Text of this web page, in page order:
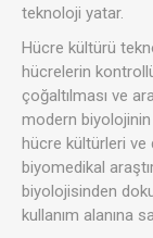
teknoloji yatar.
Hücre kültürü
hücrelerin
çoğaltılması ve
modern
hücre kültürleri ve
biyomedikal
biyolojisinden
kullanım alanına